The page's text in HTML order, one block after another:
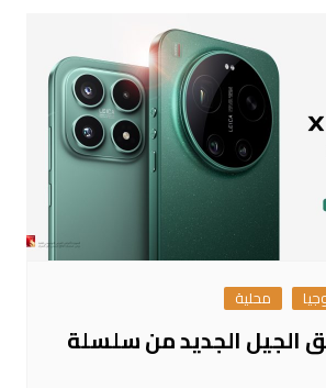
محلية
الجيل الجديد من سلسلة